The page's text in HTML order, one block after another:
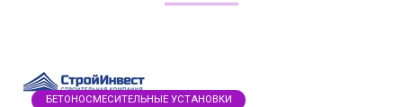
БЕТОНОСМЕСИТЕЛЬНЫЕ УСТАНОВКИ